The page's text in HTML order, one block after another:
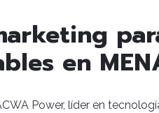
en
Power, líder en